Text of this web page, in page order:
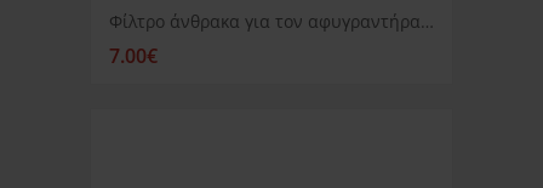
Φίλτρο άνθρακα για τον αφυγραντήρα IZZY DKB20E
7.00€